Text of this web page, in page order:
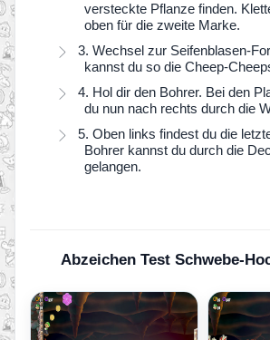
versteckte Pflanze finden.
oben für die zweite Marke.
3. Wechsel zur Seifenblasen-
kannst du so die Cheep-
4. Hol dir den Bohrer. Bei den
du nun nach rechts durch die
5. Oben links findest du die
Bohrer kannst du durch die
gelangen.
Abzeichen Test Schwebe-